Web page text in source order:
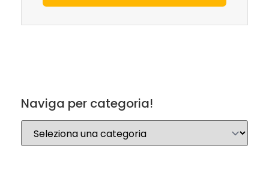
Naviga per categoria!